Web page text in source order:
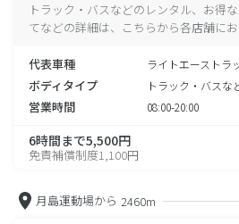
トラック・バスなどのレンタル、お得
てなどの詳細は、こちらから各店舗にお
代表車種 ライトエーストラ
ボディタイプ トラック・バスな
営業時間 08:00-20:00
6時間まで5,500円
免責補償制度1,100円
月島運動場から 2460m